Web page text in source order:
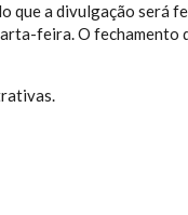
que a divulgação será
feira. O